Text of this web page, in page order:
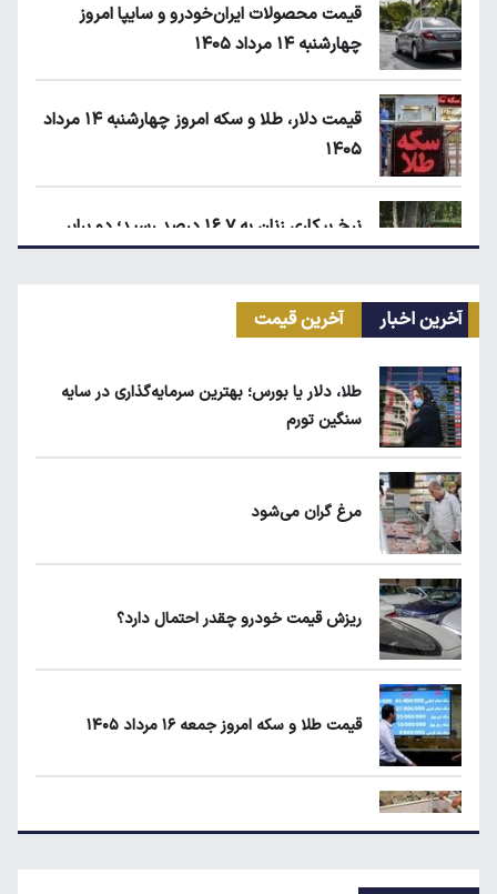
قیمت محصولات ایران‌خودرو و سایپا امروز
چهارشنبه ۱۴ مرداد ۱۴۰۵
قیمت دلار، طلا و سکه امروز چهارشنبه ۱۴ مرداد
۱۴۰۵
نرخ بیکاری زنان به ۱۶.۷ درصد رسید؛ دو برابر
مردان!
ابلاغیه جدید وزارت کار؛ چه کسانی از فهرست
کیا اسپورتیج ۲۰۲۵ در ایران ارزش خرید دارد؟
زمان شارژ کالابرگ با رقم آخر کد ملی صفر تا ۲
آخرین اخبار آخرین قیمت
طلا، دلار یا بورس؛ بهترین سرمایه‌گذاری در سایه
سنگین تورم
مرغ گران می‌شود
ریزش قیمت خودرو چقدر احتمال دارد؟
قیمت طلا و سکه امروز جمعه ۱۶ مرداد ۱۴۰۵
لبنیات دوباره گران می‌شود؟